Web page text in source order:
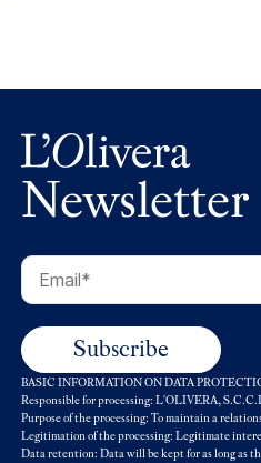
Newsletter
BASIC INFORMATION ON DATA
Responsible for processing: L'OLIVERA,
Purpose of the processing: To maintain a
Legitimation of the processing: Legitimate
Data retention: Data will be kept for as long as